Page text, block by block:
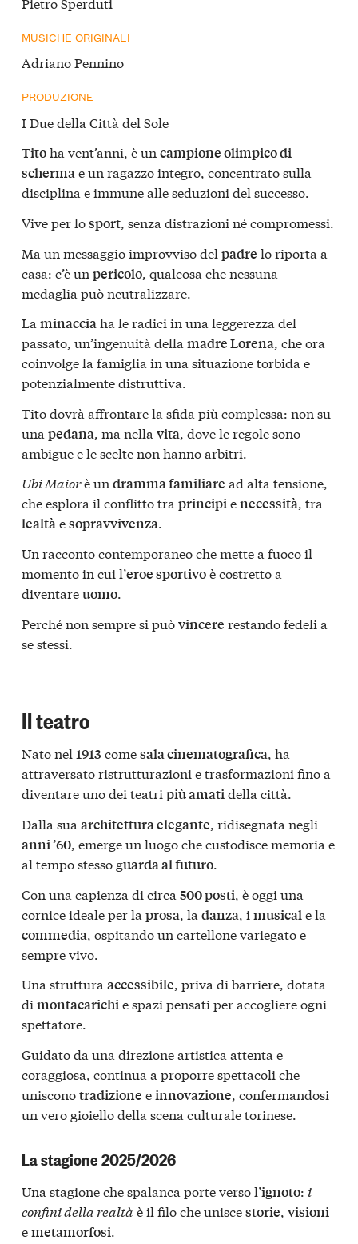
MUSICHE ORIGINALI
Adriano Pennino
PRODUZIONE
I Due della Città del Sole
Titoha vent’anni, è un campione olimpico di
schermae un ragazzo integro, concentrato sulla
disciplina e immune alle seduzioni del successo.
Vive per losport, senza distrazioni né compromessi.
Ma un messaggio improvviso del padre lo riporta a
casa: c’è un pericolo , qualcosa che nessuna
medaglia può neutralizzare.
La minacciaha le radici in una leggerezza del
passato, un’ingenuità della madre Lorena, che ora
coinvolge la famiglia in una situazione torbida e
potenzialmente distruttiva.
Tito dovrà affrontare la sfida più complessa: non su
una pedana, ma nella vita, dove le regole sono
ambigue e le scelte non hanno arbitri.
Ubi Maiorè un dramma familiare ad alta tensione,
che esplora il conflitto tra principienecessità, tra
lealtàesopravvivenza.
Un racconto contemporaneo che mette a fuoco il
momento in cui l’eroe sportivoè costretto a
diventareuomo.
Perché non sempre si puòvincere restando fedeli a
se stessi.
Il teatro
Nato nel 1913 comesala cinematografica, ha
attraversato ristrutturazioni e trasformazioni fino a
diventare uno dei teatri più amatidella città.
Dalla sua architettura elegante, ridisegnata negli
anni ’60, emerge un luogo che custodisce memoria e
al tempo stesso guarda al futuro.
Con una capienza di circa 500 posti , è oggi una
cornice ideale per la prosa , la danza , i musical e la
commedia , ospitando un cartellone variegato e
sempre vivo.
Una struttura accessibile, priva di barriere, dotata
di montacarichie spazi pensati per accogliere ogni
spettatore.
Guidato da una direzione artistica attenta e
coraggiosa, continua a proporre spettacoli che
unisconotradizione einnovazione, confermandosi
un vero gioiello della scena culturale torinese.
La stagione 2025/2026
Una stagione che spalanca porte verso l’ignoto: i
confini della realtà è il filo che uniscestorie, visioni
emetamorfosi.